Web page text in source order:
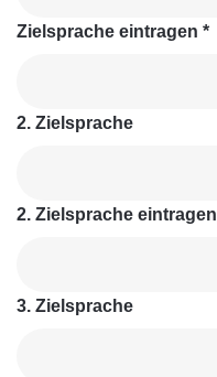
Zielsprache eintragen *
2. Zielsprache
2. Zielsprache eintragen
3. Zielsprache